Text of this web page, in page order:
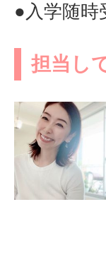
●入学随時
担当し